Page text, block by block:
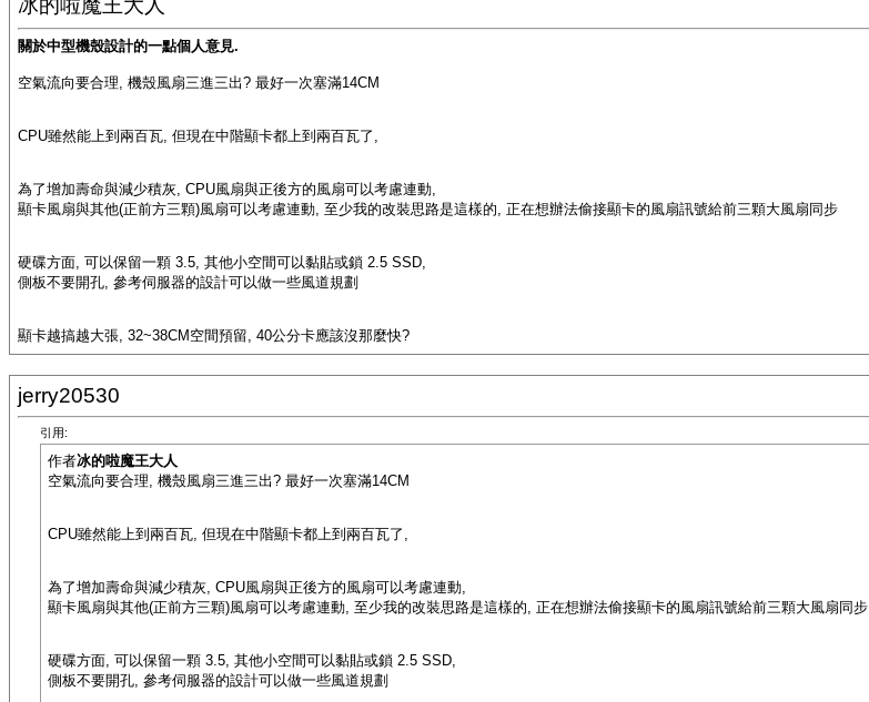
冰的啦魔王大人
關於中型機殼設計的一點個人意見.
空氣流向要合理, 機殼風扇三進三出? 最好一次塞滿14CM
CPU雖然能上到兩百瓦, 但現在中階顯卡都上到兩百瓦了,
為了增加壽命與減少積灰, CPU風扇與正後方的風扇可以考慮連動,
顯卡風扇與其他(正前方三顆)風扇可以考慮連動, 至少我的改裝思路是這樣的, 正在想辦法偷接顯卡的風扇訊號給前三顆大風扇同步
硬碟方面, 可以保留一顆 3.5, 其他小空間可以黏貼或鎖 2.5 SSD,
側板不要開孔, 參考伺服器的設計可以做一些風道規劃
顯卡越搞越大張, 32~38CM空間預留, 40公分卡應該沒那麼快?
jerry20530
引用:
作者冰的啦魔王大人
空氣流向要合理, 機殼風扇三進三出? 最好一次塞滿14CM
CPU雖然能上到兩百瓦, 但現在中階顯卡都上到兩百瓦了,
為了增加壽命與減少積灰, CPU風扇與正後方的風扇可以考慮連動,
顯卡風扇與其他(正前方三顆)風扇可以考慮連動, 至少我的改裝思路是這樣的, 正在想辦法偷接顯卡的風扇訊號給前三顆大風扇同步
硬碟方面, 可以保留一顆 3.5, 其他小空間可以黏貼或鎖 2.5 SSD,
側板不要開孔, 參考伺服器的設計可以做一些風道規劃